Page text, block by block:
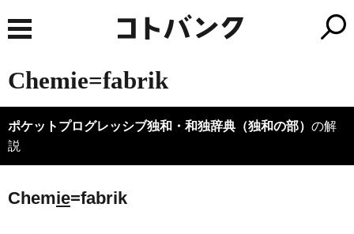
Chemie=fabrik
ポケットプログレッシブ独和・和独辞典（独和の部） の解
説
Chemie=fabrik